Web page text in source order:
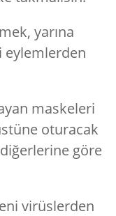
yarına
eylemlerden
maskeleri
oturacak
göre
virüslerden